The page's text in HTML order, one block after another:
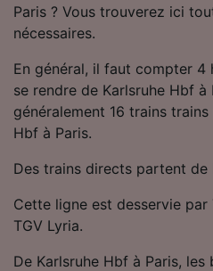
Paris ? Vous trouverez ici
nécessaires.
En général, il faut compter 4
se rendre de Karlsruhe Hbf à
généralement 16 trains
Hbf à Paris.
Des trains directs partent de
Cette ligne est desservie par
TGV Lyria.
De Karlsruhe Hbf à Paris,
Utiliser des données de
précises. Analyser
l’identification. Stocker
informations sur un
contenu personnalisés,
performance des
études d’audience et